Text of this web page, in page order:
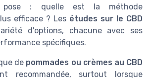
pose : quelle est la méthode
efficace ? Les études sur le CBD
d'options, chacune avec ses
spécifiques.
de pommades ou crèmes au CBD
recommandée, surtout lorsque